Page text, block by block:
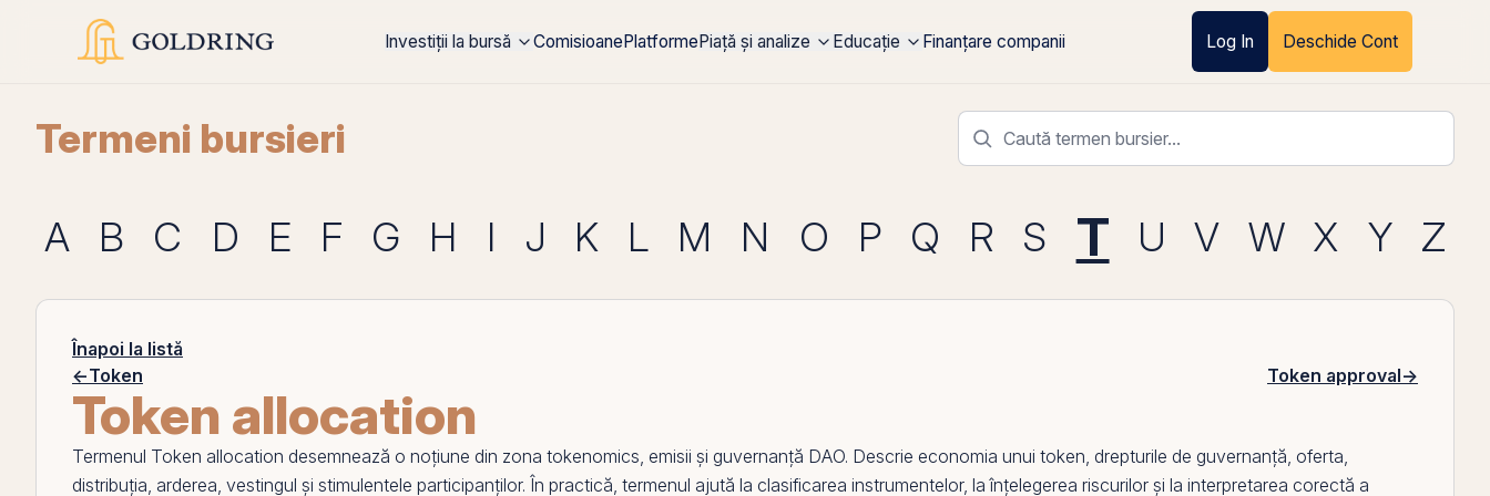
Investiții la bursă ComisioanePlatformePiață și analize Educație Finanțare companii Log In Deschide Cont
Termeni bursieri
A B C D E F G H I J K L M N O P Q R S T U V W X Y Z
Înapoi la listă
←Token Token approval→
Token allocation
Termenul Token allocation desemnează o noțiune din zona tokenomics, emisii și guvernanță DAO. Descrie economia unui token, drepturile de guvernanță, oferta,
distribuția, arderea, vestingul și stimulentele participanților. În practică, termenul ajută la clasificarea instrumentelor, la înțelegerea riscurilor și la interpretarea corectă a